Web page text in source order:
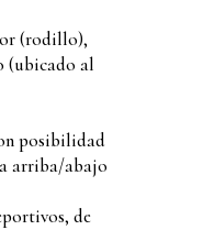
(rodillo),
(ubicado al
posibilidad
arriba/abajo
de